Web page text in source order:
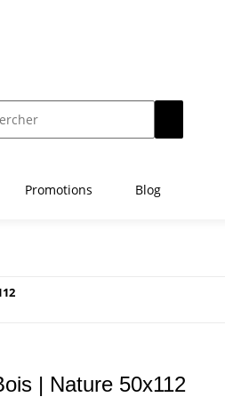
Promotions Blog
| Nature 50x112